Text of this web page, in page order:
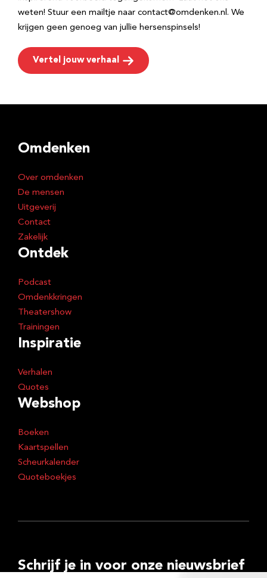
weten! Stuur een mailtje naar contact@omdenken.nl. We
krijgen geen genoeg van jullie hersenspinsels!
Vertel jouw verhaal
Omdenken
Over omdenken
De mensen
Uitgeverij
Contact
Zakelijk
Ontdek
Podcast
Omdenkkringen
Theatershow
Trainingen
Inspiratie
Verhalen
Quotes
Webshop
Boeken
Kaartspellen
Scheurkalender
Quoteboekjes
Schrijf je in voor onze nieuwsbrief